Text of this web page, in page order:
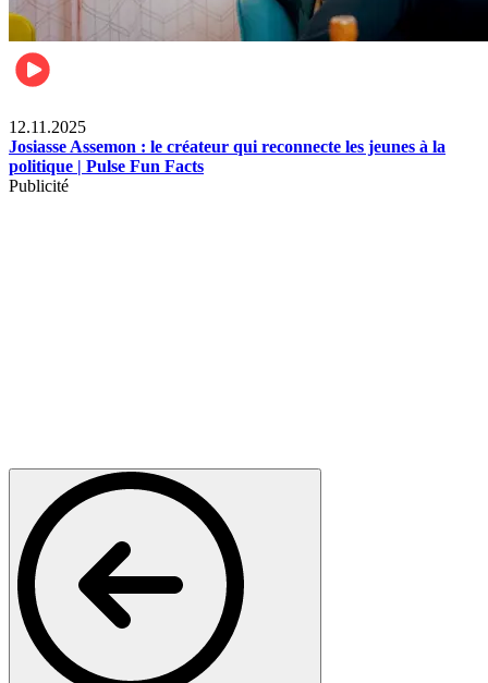
12.11.2025
Josiasse Assemon : le créateur qui reconnecte les jeunes à la
politique | Pulse Fun Facts
Publicité